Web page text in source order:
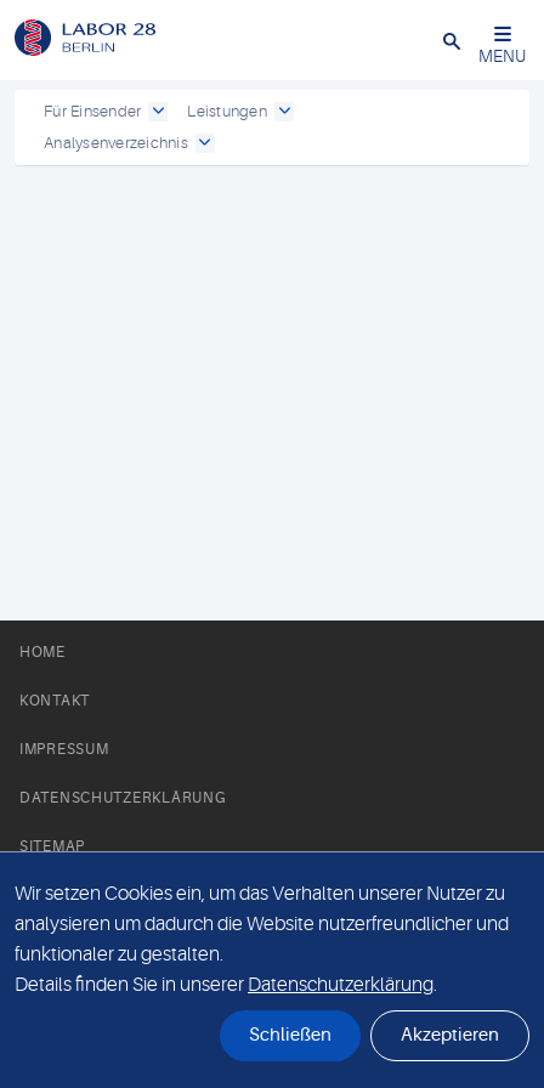
Schließen
MENU
Für Einsender
Leistungen
Analysenverzeichnis
HOME
KONTAKT
IMPRESSUM
DATENSCHUTZERKLÄRUNG
SITEMAP
NEWS PARTNER
Wir setzen Cookies ein, um das Verhalten unserer Nutzer zu
analysieren um dadurch die Website nutzerfreundlicher und
funktionaler zu gestalten.
Details finden Sie in unserer Datenschutzerklärung.
Schließen Akzeptieren